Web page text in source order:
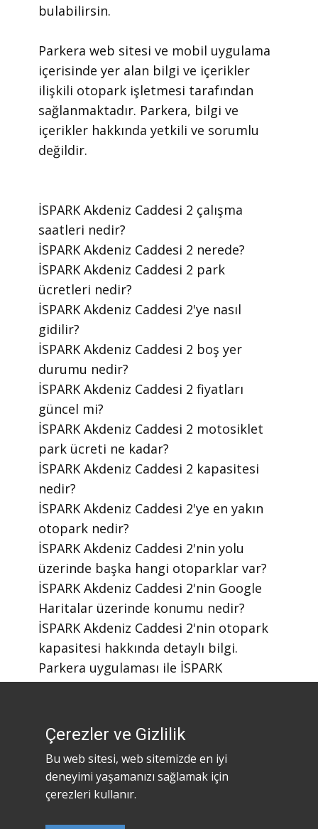
bulabilirsin.
​Parkera web sitesi ve mobil uygulama
içerisinde yer alan bilgi ve içerikler
ilişkili otopark işletmesi tarafından
sağlanmaktadır. Parkera, bilgi ve
içerikler hakkında yetkili ve sorumlu
değildir.
​İSPARK Akdeniz Caddesi 2 çalışma
saatleri nedir?
​İSPARK Akdeniz Caddesi 2 nerede?
​İSPARK Akdeniz Caddesi 2 park
ücretleri nedir?
​İSPARK Akdeniz Caddesi 2'ye nasıl
gidilir?
​İSPARK Akdeniz Caddesi 2 boş yer
durumu nedir?
​İSPARK Akdeniz Caddesi 2 fiyatları
güncel mi?
​İSPARK Akdeniz Caddesi 2 motosiklet
park ücreti ne kadar?
​İSPARK Akdeniz Caddesi 2 kapasitesi
nedir?
​İSPARK Akdeniz Caddesi 2'ye en yakın
otopark nedir?
​İSPARK Akdeniz Caddesi 2'nin yolu
üzerinde başka hangi otoparklar var?
​İSPARK Akdeniz Caddesi 2'nin Google
Haritalar üzerinde konumu nedir?
​İSPARK Akdeniz Caddesi 2'nin otopark
kapasitesi hakkında detaylı bilgi.
​Parkera uygulaması ile İSPARK
otoparklarını nasıl bulabilirim?
indirilir?
Çerezler ve Gizlilik
Bu web sitesi, web sitemizde en iyi
deneyimi yaşamanızı sağlamak için
çerezleri kullanır.